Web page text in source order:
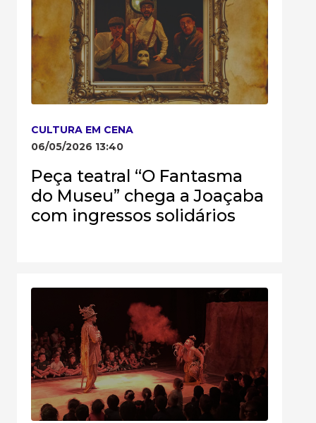
CULTURA EM CENA
06/05/2026 13:40
Peça teatral “O Fantasma
do Museu” chega a Joaçaba
com ingressos solidários